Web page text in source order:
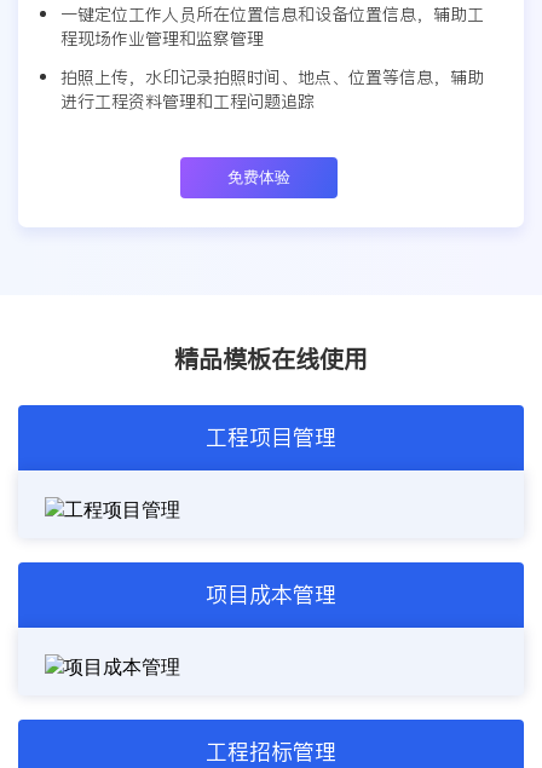
一键定位工作人员所在位置信息和设备位置信息，辅助工
程现场作业管理和监察管理
拍照上传，水印记录拍照时间、地点、位置等信息，辅助
进行工程资料管理和工程问题追踪
免费体验
精品模板在线使用
工程项目管理
项目成本管理
工程招标管理